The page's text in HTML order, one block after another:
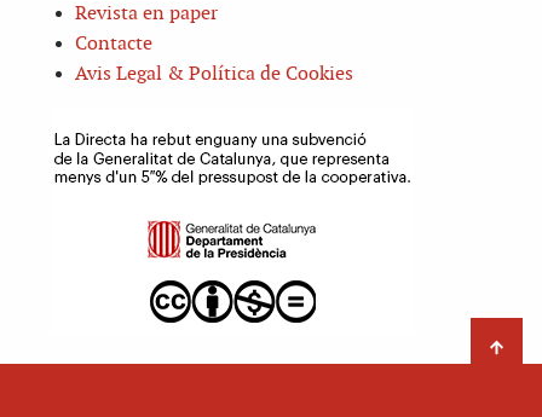
Revista en paper
Contacte
Avis Legal & Política de Cookies